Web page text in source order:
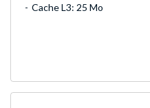
Cache L3: 25 Mo